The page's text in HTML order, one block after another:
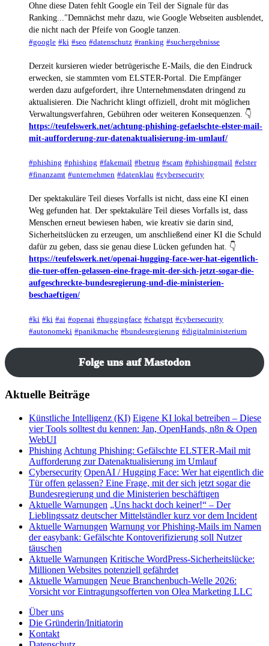
Ohne diese Daten fehlt Google ein Teil der Signale für das
Ranking..."Demnächst mehr dazu, wie Google Webseiten ausblendet,
die nicht nach der Pfeife von Google tanzen.
#google #ki #seo #datenschutz #ranking #suchergebnisse
Derzeit kursieren wieder betrügerische E-Mails, die den Eindruck
erwecken, sie stammten vom ELSTER-Portal. Die Empfänger
werden dazu aufgefordert, ihre Unternehmensdaten dringend zu
aktualisieren. Die Nachricht klingt offiziell, droht mit möglichen
Verwaltungsverfahren, Gebühren oder weiteren Konsequenzen. 👇
https://teufelswerk.net/achtung-phishing-gefaelschte-elster-mail-
mit-aufforderung-zur-datenaktualisierung-im-umlauf/
#phishing #phishing #fakemail #betrug #scam #phishingmail #elster
#finanzamt #unternehmen #datenklau #cybersecurity
Der spektakuläre Teil dieses Vorfalls ist nicht, dass eine KI einen
Weg gefunden hat. Der spektakuläre Teil dieses Vorfalls ist, dass
Menschen erneut bewiesen haben, wie kreativ sie darin sind,
Sicherheitslücken zu erzeugen, um anschließend einer KI die Schuld
dafür zu geben, dass sie genau diese Lücken gefunden hat. 👇
https://teufelswerk.net/openai-hugging-face-wer-hat-eigentlich-
die-tuer-offen-gelassen-eine-frage-mit-der-sich-jetzt-sogar-die-
aufgeschreckte-bundesregierung-und-die-ministerien-
beschaeftigen/
#ki #ki #ai #openai #huggingface #chatgpt #cybersecurity
#autonomeki #panikmache #bundesregierung #digitalministerium
Folge uns auf Mastodon
Aktuelle Beiträge
Künstliche Intelligenz (KI) Eigene KI lokal betreiben – Diese
vier Tools solltest du kennen: Jan, OpenHands, n8n & Open
WebUI
Phishing Achtung Phishing: Gefälschte ELSTER-Mail mit
Aufforderung zur Datenaktualisierung im Umlauf
Cybersecurity OpenAI / Hugging Face: Wer hat eigentlich die
Tür offen gelassen? Eine Frage, mit der sich jetzt sogar die
Bundesregierung und die Ministerien beschäftigen
Aktuelle Warnungen „Uns hackt doch keiner!“ – Der
Lieblingssatz deutscher Mittelständler kurz vor dem Incident
Aktuelle Warnungen Warnung vor Phishing-Mails im Namen
der easybank: Gefälschte Kontoverifizierung soll Nutzer
täuschen
Aktuelle Warnungen Kritische WordPress-Sicherheitslücke:
Millionen Websites potenziell gefährdet
Aktuelle Warnungen Neue Branchenbuch-Welle 2026:
Vorsicht vor Eintragungsofferten von Olea Marketing LLC
Über uns
Die Gründerin/Initiatorin
Kontakt